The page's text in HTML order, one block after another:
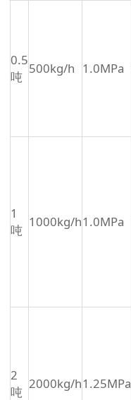
0.5
吨
500kg/h 1.0MPa
1
吨
1000kg/h1.0MPa
2
吨
2000kg/h1.25MPa